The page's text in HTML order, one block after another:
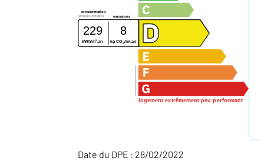
logement extrêmement peu performant
consommation
émissions
(énergie primaire)
229 8
kWh/m2 .an kg CO2 /m2 .an
Date du DPE : 28/02/2022